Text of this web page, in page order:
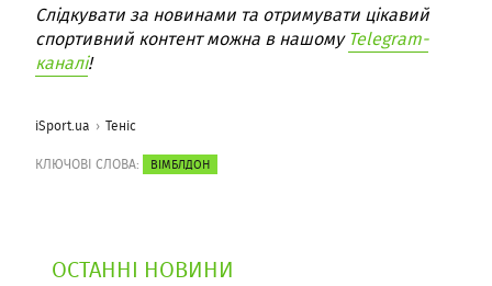
Слідкувати за новинами та отримувати цікавий
спортивний контент можна в нашомуTelegram-
каналі!
iSport.ua Теніс
КЛЮЧОВІ СЛОВА: ВІМБЛДОН
ОСТАННІ НОВИНИ